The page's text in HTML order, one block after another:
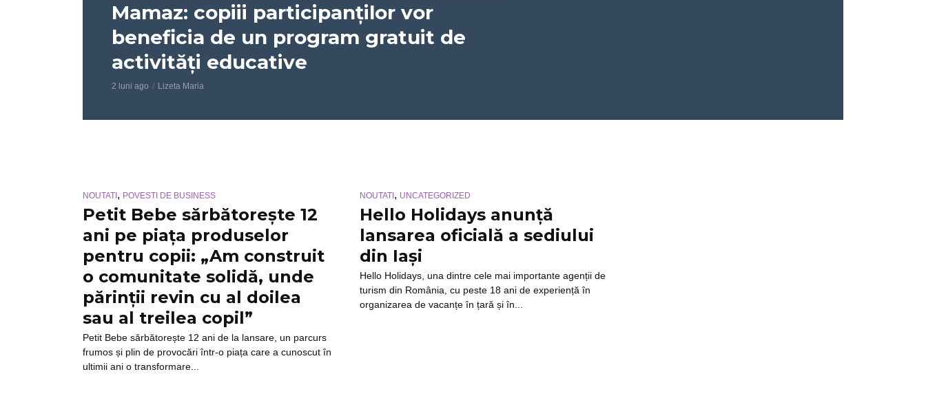
Mamaz: copiii participanților vor
beneficia de un program gratuit de
activități educative
2 luni ago Lizeta Maria
NOUTATI , POVESTI DE BUSINESS
Petit Bebe sărbătorește 12
ani pe piața produselor
pentru copii: „Am construit
o comunitate solidă, unde
părinții revin cu al doilea
sau al treilea copil”
Petit Bebe sărbătorește 12 ani de la lansare, un parcurs
frumos și plin de provocări într-o piața care a cunoscut în
ultimii ani o transformare...
NOUTATI , UNCATEGORIZED
Hello Holidays anunță
lansarea oficială a sediului
din Iași
Hello Holidays, una dintre cele mai importante agenții de
turism din România, cu peste 18 ani de experiență în
organizarea de vacanțe în țară și în...